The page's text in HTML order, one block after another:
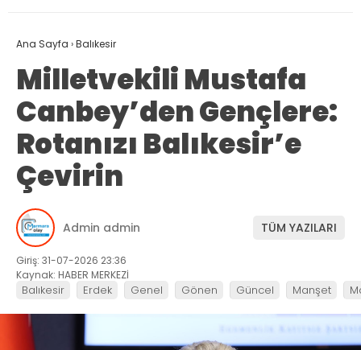
Ana Sayfa ›Balıkesir
Milletvekili Mustafa
Canbey’den Gençlere:
Rotanızı Balıkesir’e
Çevirin
Admin admin TÜM YAZILARI
Giriş: 31-07-2026 23:36
Kaynak: HABER MERKEZİ
Balıkesir Erdek Genel Gönen Güncel Manşet